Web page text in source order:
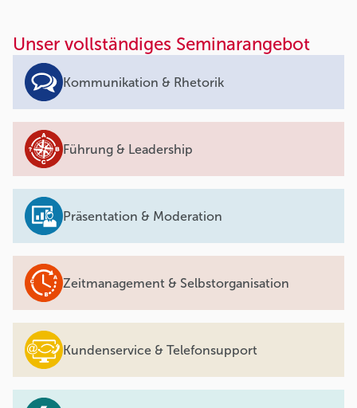
Unser vollständiges Seminarangebot
Kommunikation & Rhetorik
Führung & Leadership
Präsentation & Moderation
Zeitmanagement & Selbstorganisation
Kundenservice & Telefonsupport